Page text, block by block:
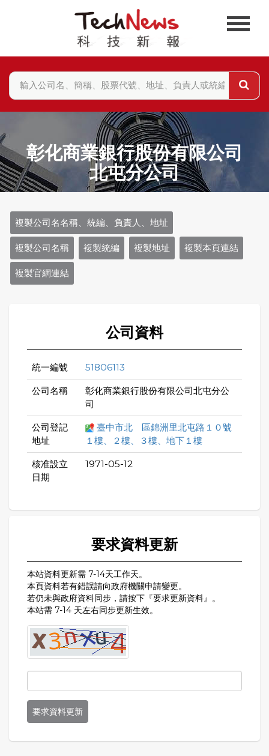
彰化商業銀行股份有限公司
北屯分公司
複製公司名名稱、統編、負責人、地址
複製公司名稱 複製統編 複製地址 複製本頁連結
複製官網連結
公司資料
統一編號 51806113
公司名稱
彰化商業銀行股份有限公司北屯分公
司
公司登記
地址
臺中市北 區錦洲里北屯路１０號
１樓、２樓、３樓、地下１樓
核准設立
日期
1971-05-12
要求資料更新
本站資料更新需 7-14天工作天。
本頁資料若有錯誤請向政府機關申請變更。
若仍未與政府資料同步，請按下『要求更新資料』。
本站需 7-14 天左右同步更新生效。
要求資料更新